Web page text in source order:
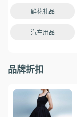
鲜花礼品
汽车用品
品牌折扣